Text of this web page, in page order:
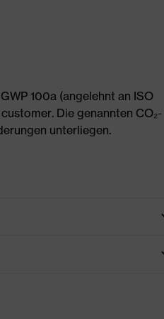
100a (angelehnt an ISO
Die genannten CO₂-
unterliegen.